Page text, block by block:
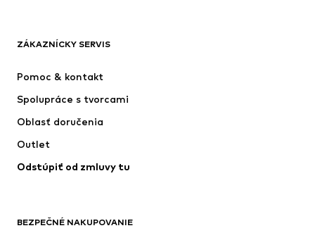
Nike Sportswear
ADIDAS PERFORMANCE
ZÁKAZNÍCKY SERVIS
Pomoc & kontakt
Spolupráce s tvorcami
Oblasť doručenia
Outlet
Odstúpiť od zmluvy tu
BEZPEČNÉ NAKUPOVANIE